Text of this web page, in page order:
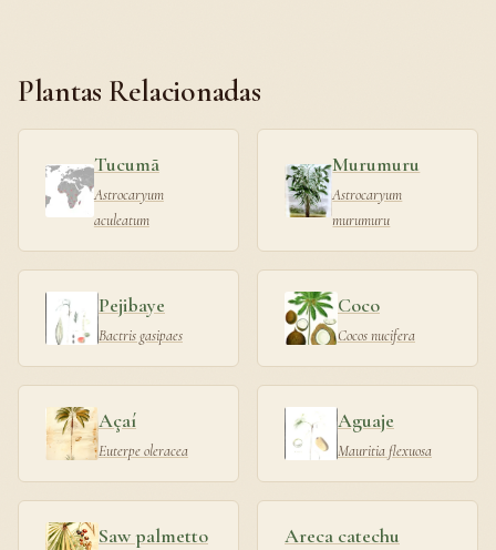
Plantas Relacionadas
Tucumã
Astrocaryum
aculeatum
Murumuru
Astrocaryum
murumuru
Pejibaye
Bactris gasipaes
Coco
Cocos nucifera
Açaí
Euterpe oleracea
Aguaje
Mauritia flexuosa
Saw palmetto Areca catechu